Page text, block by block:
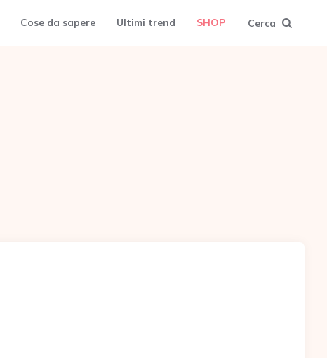
Cose da sapere Ultimi trend SHOP Cerca